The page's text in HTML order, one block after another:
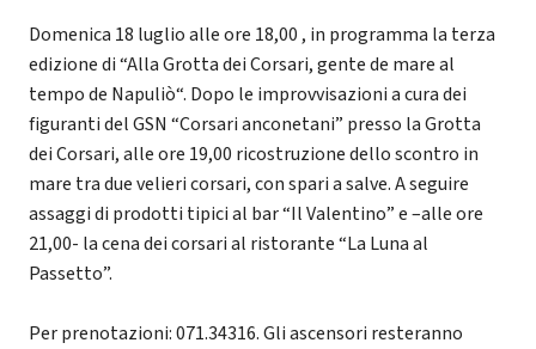
Domenica 18 luglio alle ore 18,00 , in programma la terza
edizione di “Alla Grotta dei Corsari, gente de mare al
tempo de Napuliò“. Dopo le improvvisazioni a cura dei
figuranti del GSN “Corsari anconetani” presso la Grotta
dei Corsari, alle ore 19,00 ricostruzione dello scontro in
mare tra due velieri corsari, con spari a salve. A seguire
assaggi di prodotti tipici al bar “Il Valentino” e –alle ore
21,00- la cena dei corsari al ristorante “La Luna al
Passetto”.
Per prenotazioni: 071.34316. Gli ascensori resteranno